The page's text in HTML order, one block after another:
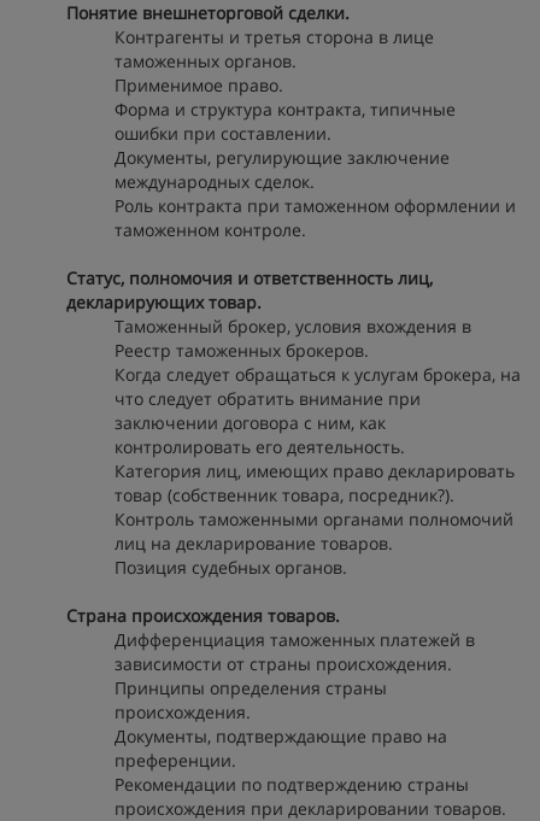
Понятие внешнеторговой сделки.
Контрагенты и третья сторона в лице
таможенных органов.
Применимое право.
Форма и структура контракта, типичные
ошибки при составлении.
Документы, регулирующие заключение
международных сделок.
Роль контракта при таможенном оформлении и
таможенном контроле.
Статус, полномочия и ответственность лиц,
декларирующих товар.
Таможенный брокер, условия вхождения в
Реестр таможенных брокеров.
Когда следует обращаться к услугам брокера, на
что следует обратить внимание при
заключении договора с ним, как
контролировать его деятельность.
Категория лиц, имеющих право декларировать
товар (собственник товара, посредник?).
Контроль таможенными органами полномочий
лиц на декларирование товаров.
Позиция судебных органов.
Страна происхождения товаров.
Дифференциация таможенных платежей в
зависимости от страны происхождения.
Принципы определения страны
происхождения.
Документы, подтверждающие право на
преференции.
Рекомендации по подтверждению страны
происхождения при декларировании товаров.